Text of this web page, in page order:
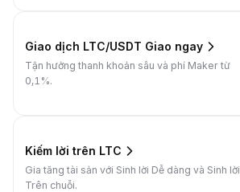
Giao dịch LTC/USDT Giao ngay
Tận hưởng thanh khoản sâu và phí Maker từ
0,1%.
Kiếm lời trên LTC
Gia tăng tài sản với Sinh lời Dễ dàng và Sinh lời
Trên chuỗi.